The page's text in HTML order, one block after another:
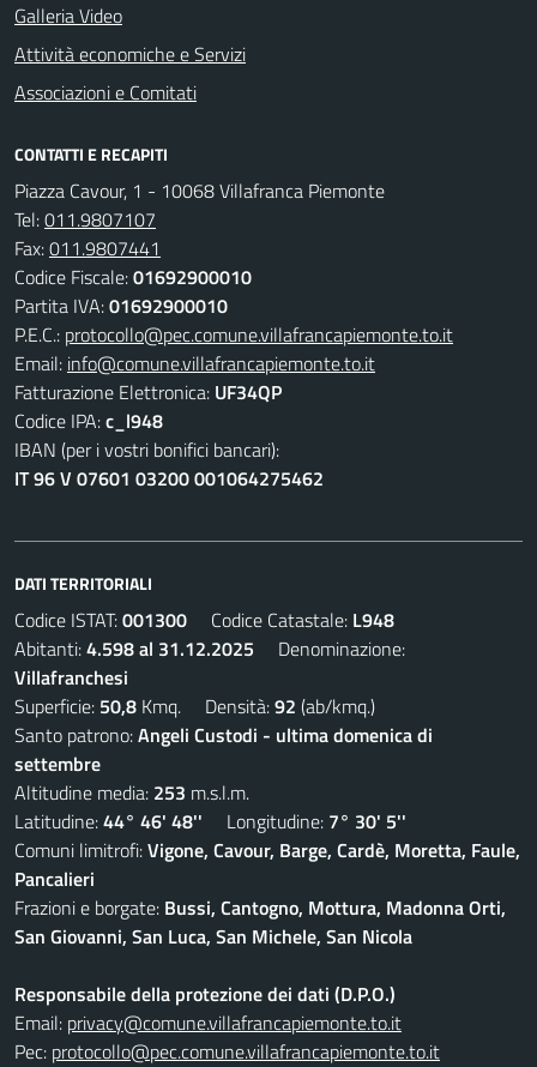
Galleria Video
Attività economiche e Servizi
Associazioni e Comitati
CONTATTI E RECAPITI
Piazza Cavour, 1 - 10068 Villafranca Piemonte
Tel:011.9807107
Fax:011.9807441
Codice Fiscale:01692900010
Partita IVA:01692900010
P.E.C.: protocollo@pec.comune.villafrancapiemonte.to.it
Email: info@comune.villafrancapiemonte.to.it
Fatturazione Elettronica: UF34QP
Codice IPA:c_l948
IBAN (per i vostri bonifici bancari):
IT 96 V 07601 03200 001064275462
DATI TERRITORIALI
Codice ISTAT:001300 Codice Catastale: L948
Abitanti:4.598 al 31.12.2025 Denominazione:
Villafranchesi
Superficie: 50,8 Kmq. Densità:92 (ab/kmq.)
Santo patrono:Angeli Custodi - ultima domenica di
settembre
Altitudine media: 253 m.s.l.m.
Latitudine:44° 46' 48'' Longitudine: 7° 30' 5''
Comuni limitrofi:Vigone, Cavour, Barge, Cardè, Moretta, Faule,
Pancalieri
Frazioni e borgate: Bussi, Cantogno, Mottura, Madonna Orti,
San Giovanni, San Luca, San Michele, San Nicola
Responsabile della protezione dei dati (D.P.O.)
Email: privacy@comune.villafrancapiemonte.to.it
Pec: protocollo@pec.comune.villafrancapiemonte.to.it